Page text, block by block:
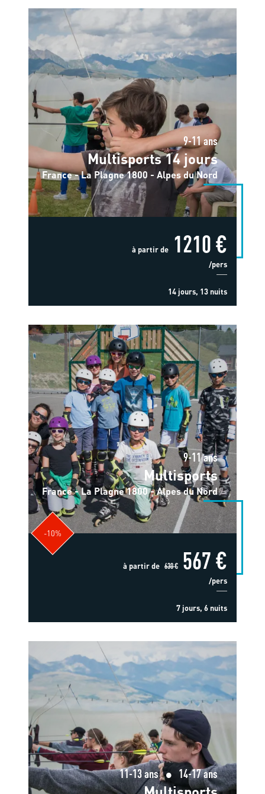
9-11 ans
Multisports 14 jours
France - La Plagne 1800 - Alpes du Nord
à partir de 1210 €
/pers
14 jours, 13 nuits
9-11 ans
Multisports
France - La Plagne 1800 - Alpes du Nord
-10%
à partir de 630 € 567 €
/pers
7 jours, 6 nuits
11-13 ans 14-17 ans